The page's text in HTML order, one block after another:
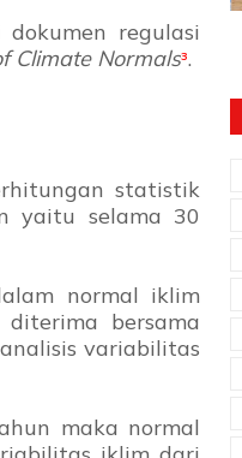
regulasi
Climate Normals³.
statistik
yaitu selama 30
normal iklim
bersama
variabilitas
maka normal